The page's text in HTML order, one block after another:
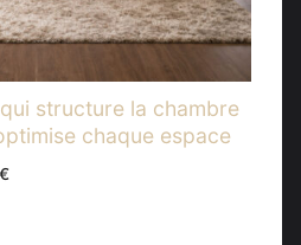
structure la chambre
chaque espace
€Plage